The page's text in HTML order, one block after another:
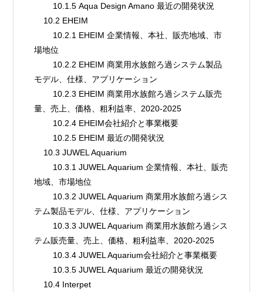
        10.1.5 Aqua Design Amano 最近の開発状況
    10.2 EHEIM
場地位
モデル、仕様、アプリケーション
量、売上、価格、粗利益率、2020-2025
        10.2.4 EHEIM会社紹介と事業概要
        10.2.5 EHEIM 最近の開発状況
    10.3 JUWEL Aquarium
地域、市場地位
テム製品モデル、仕様、アプリケーション
テム販売量、売上、価格、粗利益率、2020-2025
        10.3.4 JUWEL Aquarium会社紹介と事業概要
        10.3.5 JUWEL Aquarium 最近の開発状況
    10.4 Interpet